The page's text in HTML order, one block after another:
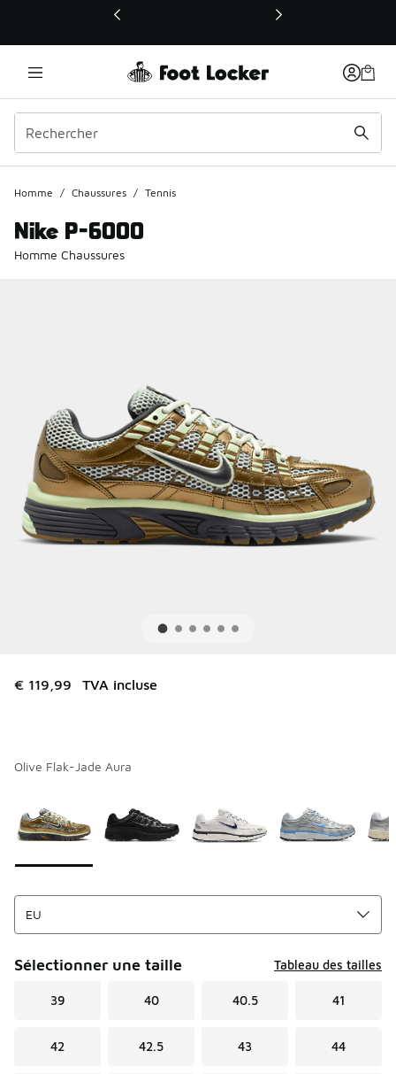
Ce lien ouvrira une nouvelle fenêtre
Homme / Chaussures / Tennis
Nike P-6000
Homme Chaussures
€ 119,99 TVA incluse
Olive Flak-Jade Aura
Sélectionner une taille Tableau des tailles
39 40 40.5 41
42 42.5 43 44